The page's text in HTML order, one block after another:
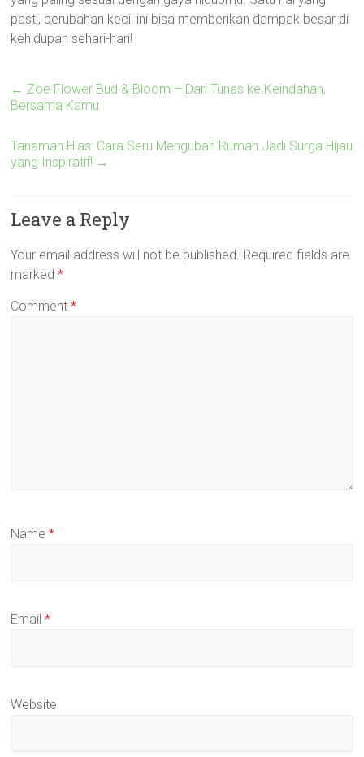
pasti, perubahan kecil ini bisa memberikan dampak besar di
kehidupan sehari-hari!
← Zoe Flower Bud & Bloom – Dari Tunas ke Keindahan,
Bersama Kamu
Tanaman Hias: Cara Seru Mengubah Rumah Jadi Surga Hijau
yang Inspiratif! →
Leave a Reply
Your email address will not be published. Required fields are
marked*
Comment*
Name*
Email*
Website